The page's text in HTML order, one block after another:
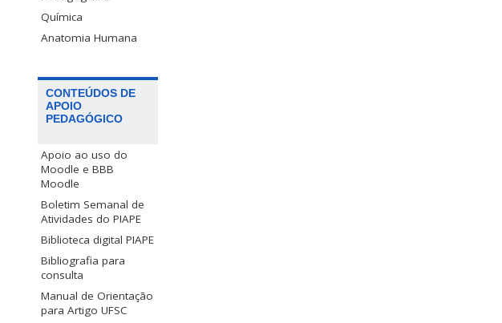
Química
Anatomia Humana
CONTEÚDOS DE
APOIO
PEDAGÓGICO
Apoio ao uso do
Moodle e BBB
Moodle
Boletim Semanal de
Atividades do PIAPE
Biblioteca digital PIAPE
Bibliografia para
consulta
Manual de Orientação
para Artigo UFSC